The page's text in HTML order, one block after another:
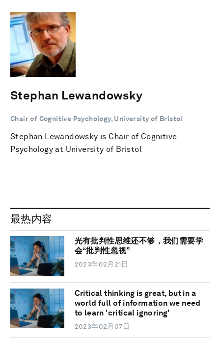
Stephan Lewandowsky
Chair of Cognitive Psychology, University of Bristol
Stephan Lewandowsky is Chair of Cognitive
Psychology at University of Bristol
最热内容
光有批判性思维还不够，我们需要学
会“批判性忽视”
2023年02月21日
Critical thinking is great, but in a
world full of information we need
to learn 'critical ignoring'
2023年02月07日